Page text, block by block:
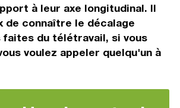
à leur axe longitudinal. Il
de connaître le décalage
faites du télétravail, si vous
voulez appeler quelqu'un à